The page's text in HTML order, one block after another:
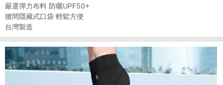
嚴選彈力布料 防曬UPF50+
腰間隱藏式口袋 輕鬆方便